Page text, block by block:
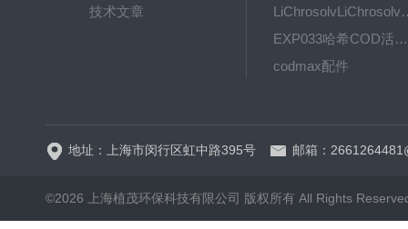
技术文章
EXP033哈希COD活塞泵价格 EXP033
codmax配件
地址：上海市闵行区虹中路395号 邮箱：
©2026 上海植茂环保科技有限公司 版权所有 All Rights